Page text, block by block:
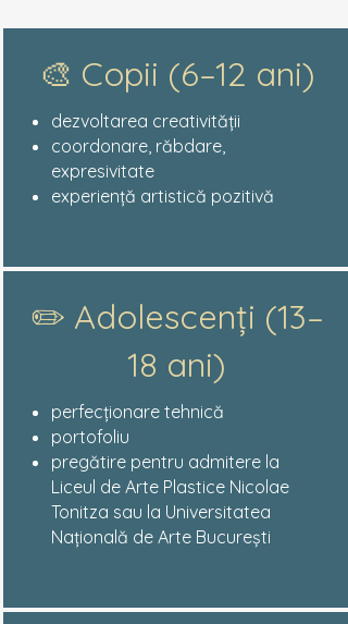
🎨 Copii (6–12 ani)
dezvoltarea creativității
coordonare, răbdare,
expresivitate
experiență artistică pozitivă
✏️ Adolescenți (13–
18 ani)
perfecționare tehnică
portofoliu
pregătire pentru admitere la
Liceul de Arte Plastice Nicolae
Tonitza sau la Universitatea
Națională de Arte București